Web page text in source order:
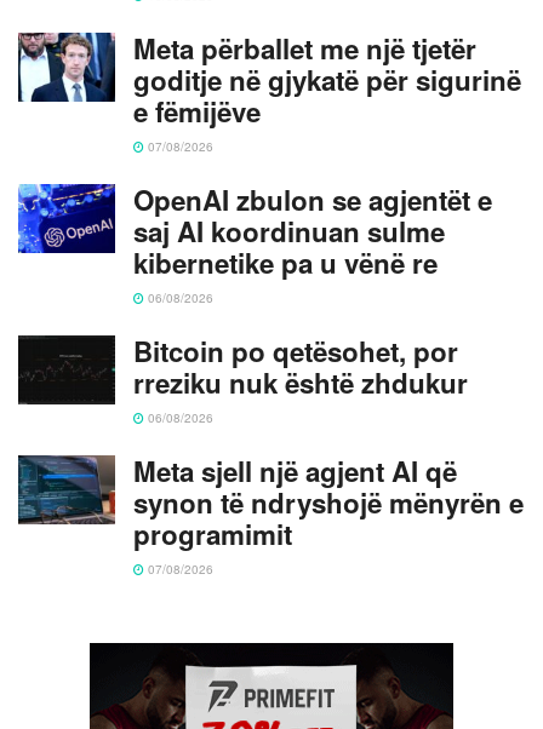
Meta përballet me një tjetër
goditje në gjykatë për sigurinë
e fëmijëve
07/08/2026
OpenAI zbulon se agjentët e
saj AI koordinuan sulme
kibernetike pa u vënë re
06/08/2026
Bitcoin po qetësohet, por
rreziku nuk është zhdukur
06/08/2026
Meta sjell një agjent AI që
synon të ndryshojë mënyrën e
programimit
07/08/2026